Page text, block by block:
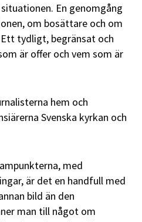
En genomgång
om bosättare och om
tydligt, begränsat och
är offer och vem som är
hem och
Svenska kyrkan och
med
är det en handfull med
bild än den
man till något om